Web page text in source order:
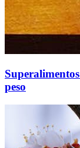
peso